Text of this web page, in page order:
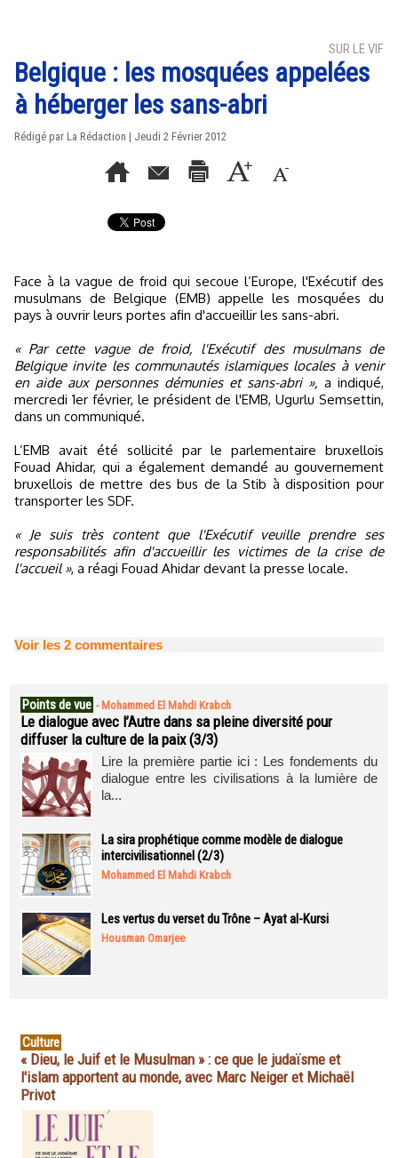
SUR LE VIF
Belgique : les mosquées appelées
à héberger les sans-abri
Rédigé par La Rédaction | Jeudi 2 Février 2012
Face à la vague de froid qui secoue l’Europe, l'Exécutif des
musulmans de Belgique (EMB) appelle les mosquées du
pays à ouvrir leurs portes afin d'accueillir les sans-abri.
« Par cette vague de froid, l'Exécutif des musulmans de
Belgique invite les communautés islamiques locales à venir
en aide aux personnes démunies et sans-abri », a indiqué,
mercredi 1er février, le président de l'EMB, Ugurlu Semsettin,
dans un communiqué.
L’EMB avait été sollicité par le parlementaire bruxellois
Fouad Ahidar, qui a également demandé au gouvernement
bruxellois de mettre des bus de la Stib à disposition pour
transporter les SDF.
« Je suis très content que l'Exécutif veuille prendre ses
responsabilités afin d'accueillir les victimes de la crise de
l'accueil », a réagi Fouad Ahidar devant la presse locale.
Voir les 2 commentaires
Points de vue - Mohammed El Mahdi Krabch
Le dialogue avec l’Autre dans sa pleine diversité pour
diffuser la culture de la paix (3/3)
Lire la première partie ici : Les fondements du
dialogue entre les civilisations à la lumière de
la...
La sira prophétique comme modèle de dialogue
intercivilisationnel (2/3)
Mohammed El Mahdi Krabch
Les vertus du verset du Trône – Ayat al-Kursi
Housman Omarjee
Culture
« Dieu, le Juif et le Musulman » : ce que le judaïsme et
l'islam apportent au monde, avec Marc Neiger et Michaël
Privot